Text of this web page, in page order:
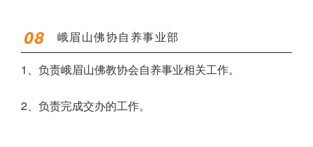
08 峨眉山佛协自养事业部
1、负责峨眉山佛教协会自养事业相关工作。
2、负责完成交办的工作。